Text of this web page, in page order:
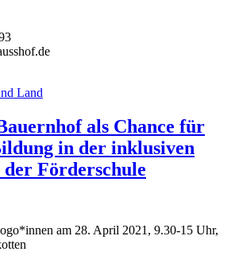
Land
als Chance für
in der inklusiven
der Förderschule
am 28. April 2021, 9.30-15 Uhr,